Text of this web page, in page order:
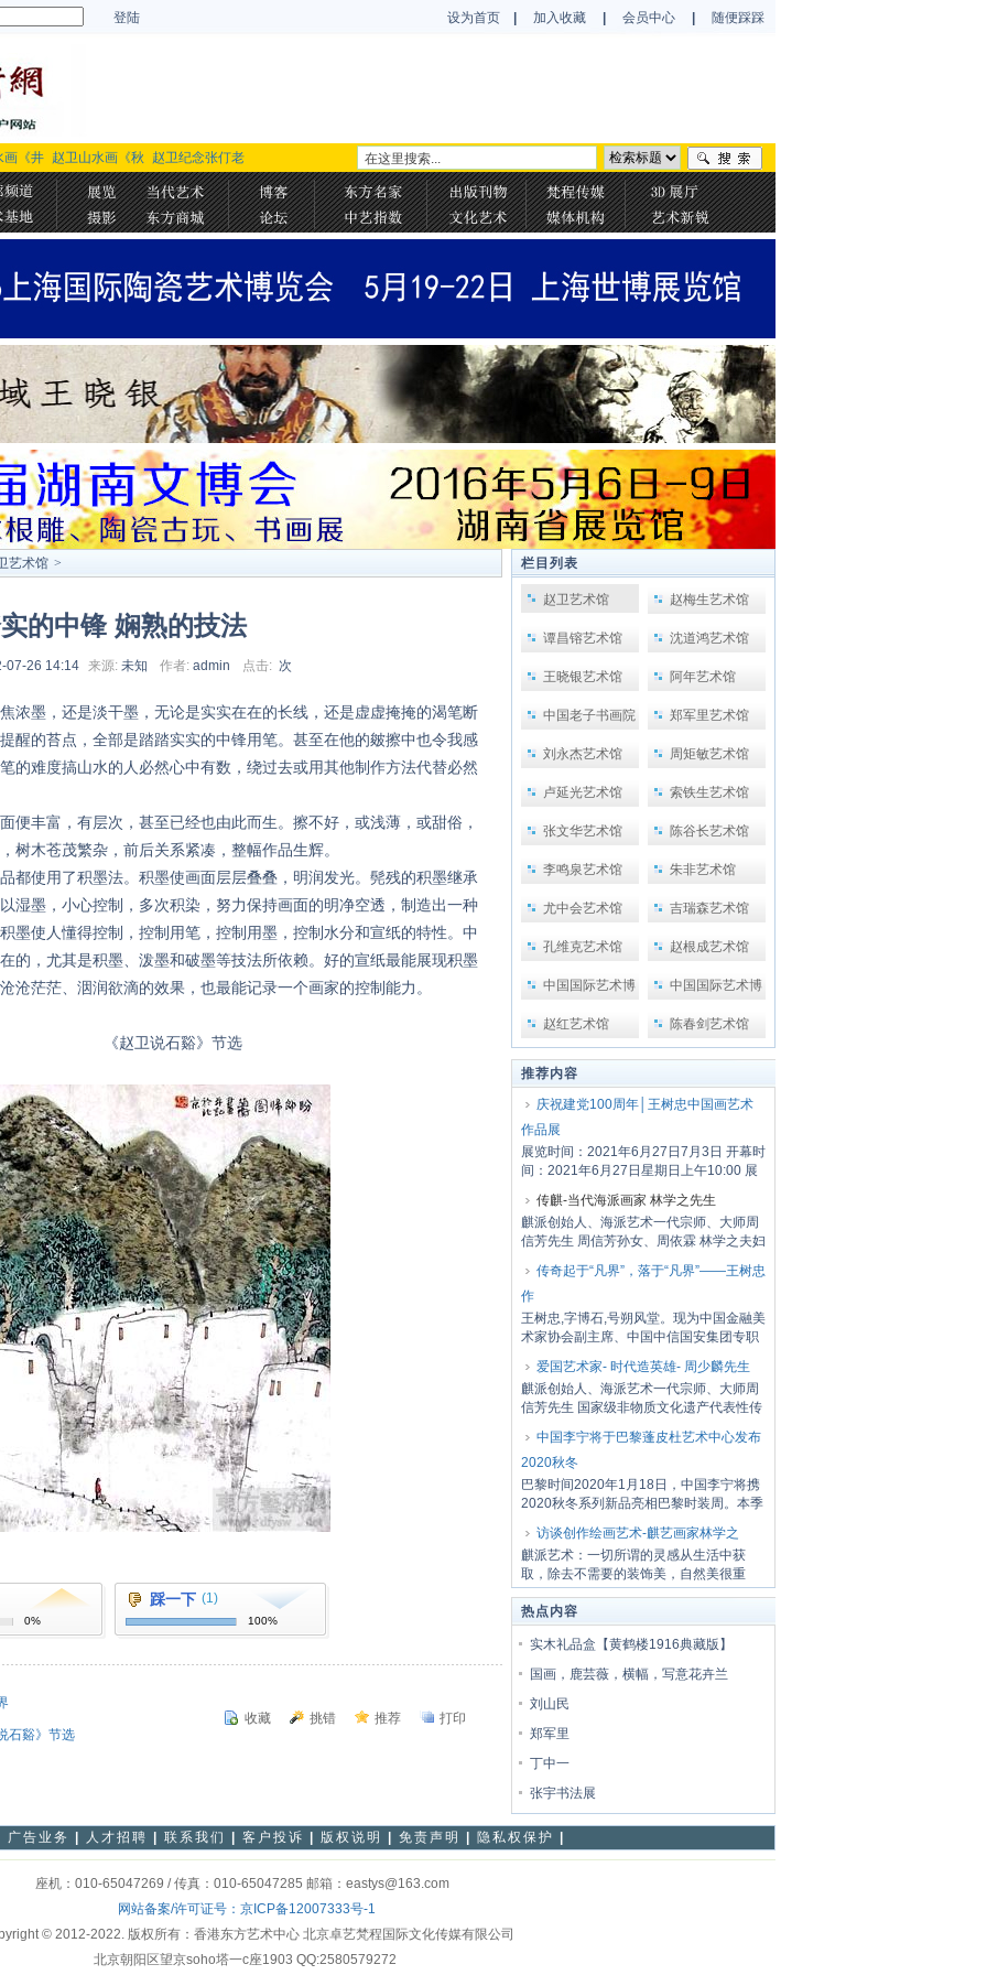
登陆 设为首页 加入收藏 会员中心 随便踩踩
画《井 赵卫山水画《秋 赵卫纪念张仃老
艺术馆 >
的中锋 娴熟的技法
07-26 14:14 来源: 未知 作者: admin 点击: 次
墨，还是淡干墨，无论是实实在在的长线，还是虚虚掩掩的渴笔断
醒的苔点，全部是踏踏实实的中锋用笔。甚至在他的皴擦中也令我感
的难度搞山水的人必然心中有数，绕过去或用其他制作方法代替必然
富，有层次，甚至已经也由此而生。擦不好，或浅薄，或甜俗，
树木苍茂繁杂，前后关系紧凑，整幅作品生辉。
使用了积墨法。积墨使画面层层叠叠，明润发光。髡残的积墨继承
湿墨，小心控制，多次积染，努力保持画面的明净空透，制造出一种
墨使人懂得控制，控制用笔，控制用墨，控制水分和宣纸的特性。中
的，尤其是积墨、泼墨和破墨等技法所依赖。好的宣纸最能展现积墨
沧茫茫、洇润欲滴的效果，也最能记录一个画家的控制能力。
谿》节选
0%
踩一下 (1)
100%
石谿》节选
收藏 挑错 推荐 打印
栏目列表
赵卫艺术馆 赵梅生艺术馆
谭昌镕艺术馆 沈道鸿艺术馆
王晓银艺术馆 阿年艺术馆
中国老子书画院 郑军里艺术馆
刘永杰艺术馆 周矩敏艺术馆
卢延光艺术馆 索铁生艺术馆
张文华艺术馆 陈谷长艺术馆
李鸣泉艺术馆 朱非艺术馆
尤中会艺术馆 吉瑞森艺术馆
孔维克艺术馆 赵根成艺术馆
中国国际艺术博
览会
中国国际艺术博
览会2
赵红艺术馆 陈春剑艺术馆
推荐内容
庆祝建党100周年│王树忠中国画艺术
作品展
展览时间：2021年6月27日7月3日 开幕时
间：2021年6月27日星期日上午10:00 展
传麒-当代海派画家 林学之先生
麒派创始人、海派艺术一代宗师、大师周
信芳先生 周信芳孙女、周依霖 林学之夫妇
传奇起于“凡界”，落于“凡界”——王树忠
作
王树忠,字博石,号朔风堂。现为中国金融美
术家协会副主席、中国中信国安集团专职
爱国艺术家- 时代造英雄- 周少麟先生
麒派创始人、海派艺术一代宗师、大师周
信芳先生 国家级非物质文化遗产代表性传
中国李宁将于巴黎蓬皮杜艺术中心发布
2020秋冬
巴黎时间2020年1月18日，中国李宁将携
2020秋冬系列新品亮相巴黎时装周。本季
访谈创作绘画艺术-麒艺画家林学之
麒派艺术：一切所谓的灵感从生活中获
取，除去不需要的装饰美，自然美很重
要！ 无题.18...
热点内容
实木礼品盒【黄鹤楼1916典藏版】
国画，鹿芸薇，横幅，写意花卉兰
刘山民
郑军里
丁中一
张宇书法展
广告业务 人才招聘 联系我们 客户投诉 版权说明 免责声明 隐私权保护
座机：010-65047269 / 传真：010-65047285 邮箱：eastys@163.com
网站备案/许可证号： 京ICP备12007333号-1
© 2012-2022. 版权所有：香港东方艺术中心 北京卓艺梵程国际文化传媒有限公司
北京朝阳区望京soho塔一c座1903 QQ:2580579272